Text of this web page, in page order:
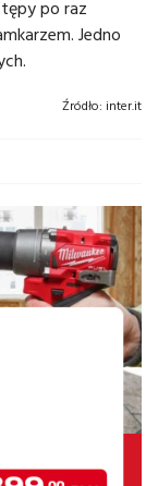
po raz
Jedno
Źródło: inter.it